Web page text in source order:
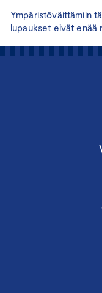
Ympäristöväittämiin
lupaukset eivät enää